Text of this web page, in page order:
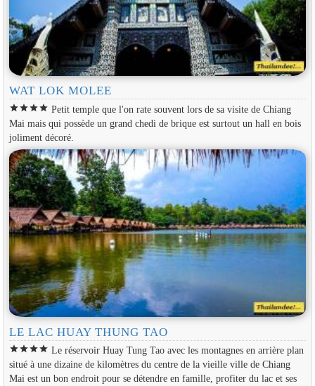
WAT LOK MOLEE
starstarstarstar Petit temple que l'on rate souvent lors de sa visite de Chiang
Mai mais qui possède un grand chedi de brique est surtout un hall en bois
joliment décoré.
LE LAC HUAY THUNG TAO
starstarstarstar Le réservoir Huay Tung Tao avec les montagnes en arrière plan
situé à une dizaine de kilomètres du centre de la vieille ville de Chiang
Mai est un bon endroit pour se détendre en famille, profiter du lac et ses